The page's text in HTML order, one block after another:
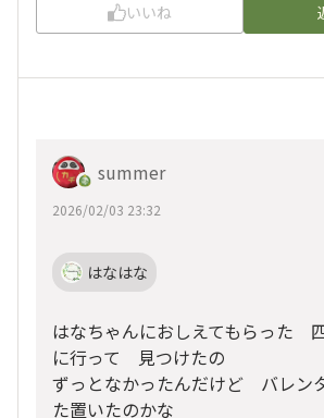
いいね
summer
2026/02/03 23:32
はなはな
はなちゃんにおしえてもらった
に行って 見つけたの
ずっとなかったんだけど バレン
た置いたのかな